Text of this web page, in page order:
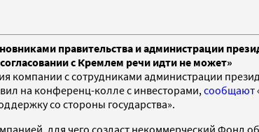
правительства и администрации
с Кремлем речи идти не может»
компании с сотрудниками администрации
на конференц-колле с инвесторами,сообщают
со стороны государства».
для чего создаст некоммерческий